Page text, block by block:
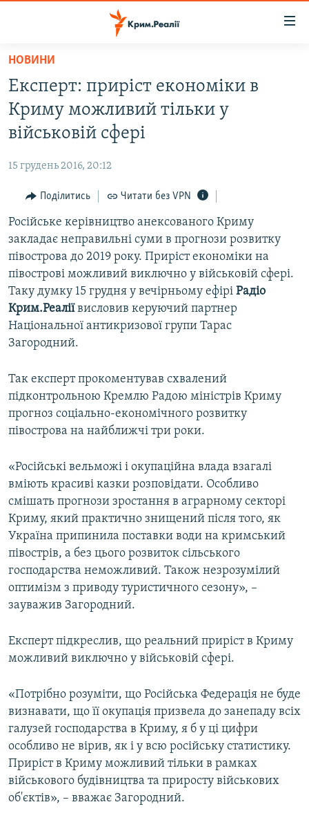
Перейти
основного
матеріалу
Перейти
до
основної
навігації
Перейти
пошуку
ВОДА.КРИМ
ВІДЕО ТА ФОТО
БЛОГИ
ПОГЛЯД
ІНТЕРВ'Ю
ВСЕ ЗА ДЕНЬ
СПЕЦПРОЕКТИ
ДЕПОРТАЦІЯ
ВІДЕОУРОКИ «ELIFBE»
СВІДЧЕННЯ ОКУПАЦІЇ
ІНФОГРАФІКА
ЯК ОБІЙТИ БЛОКУВАННЯ
Русский
ДОЛУЧАЙСЯ!
Усі сайти RFE/RL
НОВИНИ
Експерт: приріст економіки в
Криму можливий тільки у
військовій сфері
15 грудень 2016, 20:12
Поділитись Читати без VPN
Російське керівництво анексованого Криму
закладає неправильні суми в прогнози розвитку
півострова до 2019 року. Приріст економіки на
півострові можливий виключно у військовій сфері.
Таку думку 15 грудня у вечірньому ефірі Радіо
Крим.Реаліївисловив керуючий партнер
Національної антикризової групи Тарас
Загородний.
Так експерт прокоментував схвалений
підконтрольною Кремлю Радою міністрів Криму
прогноз соціально-економічного розвитку
півострова на найближчі три роки.
«Російські вельможі і окупаційна влада взагалі
вміють красиві казки розповідати. Особливо
смішать прогнози зростання в аграрному секторі
Криму, який практично знищений після того, як
Україна припинила поставки води на кримський
півострів, а без цього розвиток сільського
господарства неможливий. Також незрозумілий
оптимізм з приводу туристичного сезону», –
зауважив Загородний.
Експерт підкреслив, що реальний приріст в Криму
можливий виключно у військовій сфері.
«Потрібно розуміти, що Російська Федерація не буде
визнавати, що її окупація призвела до занепаду всіх
галузей господарства в Криму, я б у ці цифри
особливо не вірив, як і у всю російську статистику.
Приріст в Криму можливий тільки в рамках
військового будівництва та приросту військових
об'єктів», – вважає Загородний.